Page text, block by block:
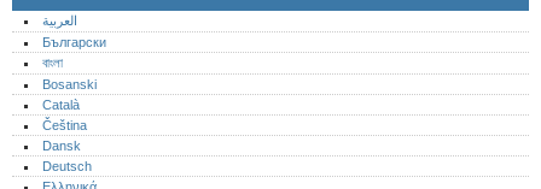
العربية
Български
বাংলা
Bosanski
Català
Čeština
Dansk
Deutsch